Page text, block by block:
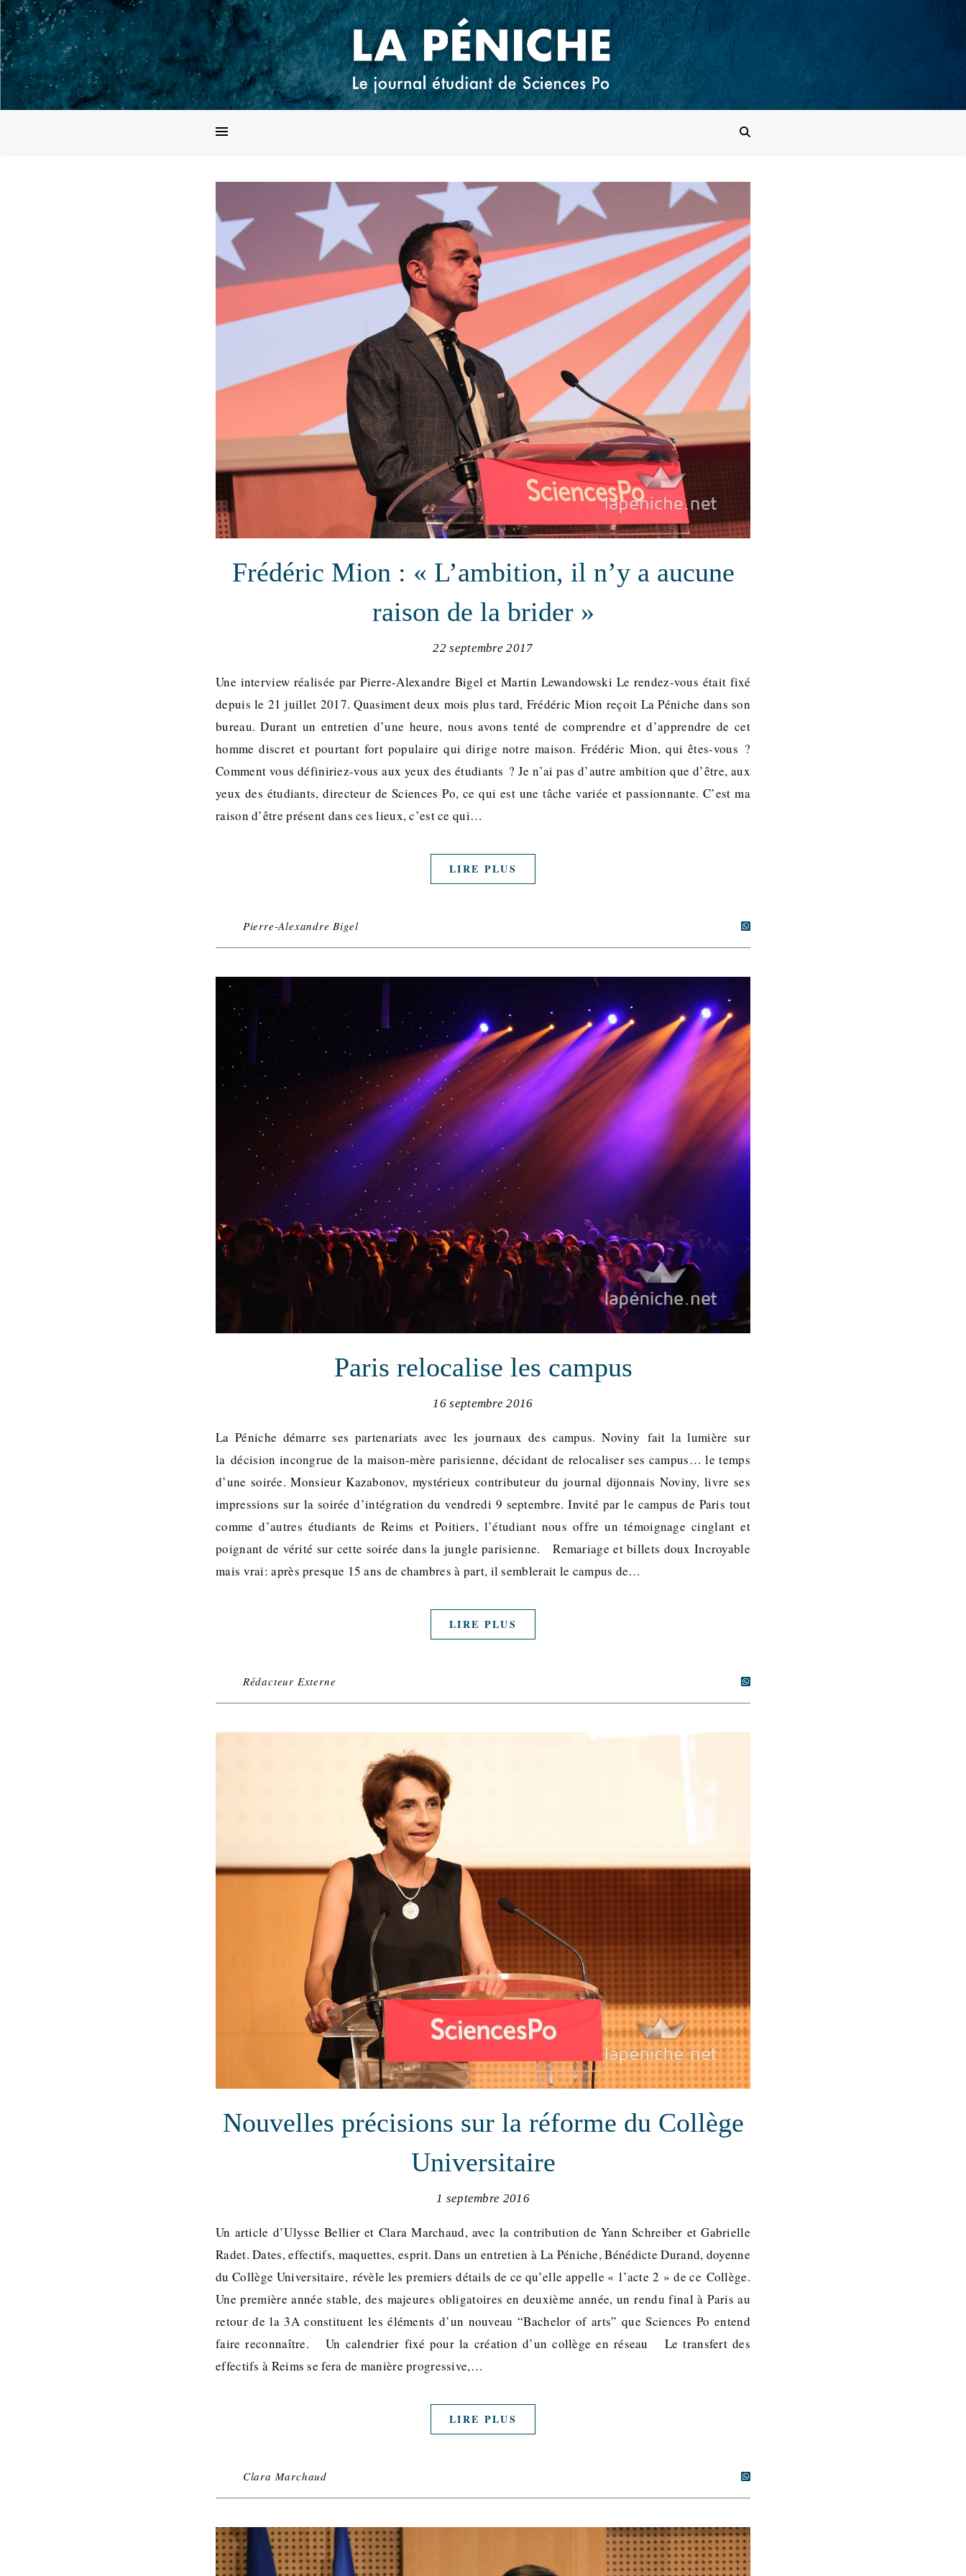
Frédéric Mion : « L’ambition, il n’y a aucune
raison de la brider »
22 septembre 2017
Une interview réalisée par Pierre-Alexandre Bigel et Martin Lewandowski Le rendez-vous était fixé
depuis le 21 juillet 2017. Quasiment deux mois plus tard, Frédéric Mion reçoit La Péniche dans son
bureau. Durant un entretien d’une heure, nous avons tenté de comprendre et d’apprendre de cet
homme discret et pourtant fort populaire qui dirige notre maison. Frédéric Mion, qui êtes-vous ?
Comment vous définiriez-vous aux yeux des étudiants ? Je n’ai pas d’autre ambition que d’être, aux
yeux des étudiants, directeur de Sciences Po, ce qui est une tâche variée et passionnante. C’est ma
raison d’être présent dans ces lieux, c’est ce qui…
LIRE PLUS
Pierre-Alexandre Bigel
Paris relocalise les campus
16 septembre 2016
La Péniche démarre ses partenariats avec les journaux des campus. Noviny fait la lumière sur
la décision incongrue de la maison-mère parisienne, décidant de relocaliser ses campus… le temps
d’une soirée. Monsieur Kazabonov, mystérieux contributeur du journal dijonnais Noviny, livre ses
impressions sur la soirée d’intégration du vendredi 9 septembre. Invité par le campus de Paris tout
comme d’autres étudiants de Reims et Poitiers, l’étudiant nous offre un témoignage cinglant et
poignant de vérité sur cette soirée dans la jungle parisienne. Remariage et billets doux Incroyable
mais vrai: après presque 15 ans de chambres à part, il semblerait le campus de…
LIRE PLUS
Rédacteur Externe
Nouvelles précisions sur la réforme du Collège
Universitaire
1 septembre 2016
Un article d’Ulysse Bellier et Clara Marchaud, avec la contribution de Yann Schreiber et Gabrielle
Radet. Dates, effectifs, maquettes, esprit. Dans un entretien à La Péniche, Bénédicte Durand, doyenne
du Collège Universitaire, révèle les premiers détails de ce qu’elle appelle « l’acte 2 » de ce Collège.
Une première année stable, des majeures obligatoires en deuxième année, un rendu final à Paris au
retour de la 3A constituent les éléments d’un nouveau “Bachelor of arts” que Sciences Po entend
faire reconnaître. Un calendrier fixé pour la création d’un collège en réseau Le transfert des
effectifs à Reims se fera de manière progressive,…
LIRE PLUS
Clara Marchaud